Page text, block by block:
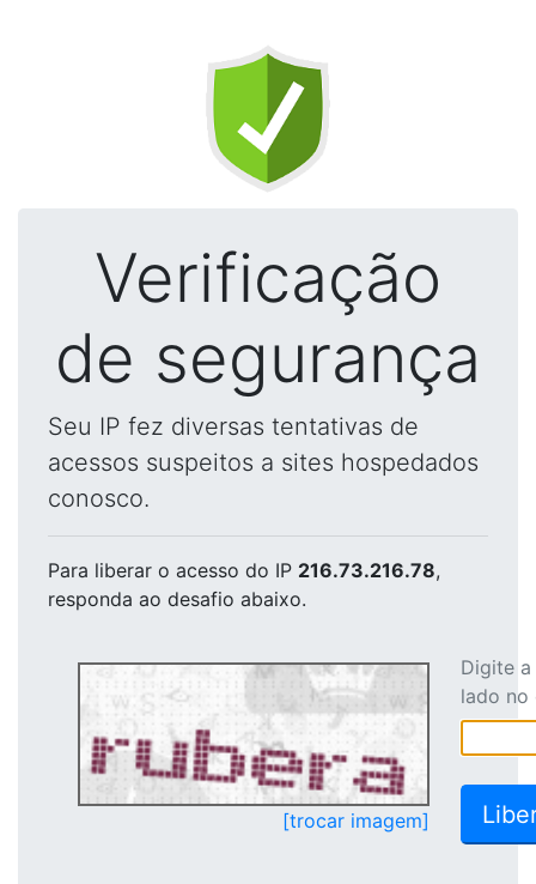
Verificação
de segurança
Seu IP fez diversas tentativas de
acessos suspeitos a sites hospedados
conosco.
Para liberar o acesso do IP 216.73.216.78,
responda ao desafio abaixo.
[trocar imagem]
Digite
lado no